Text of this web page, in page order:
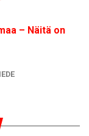
– Näitä on